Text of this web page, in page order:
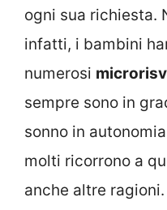
ogni sua richiesta.
infatti, i bambini
numerosi
sempre sono in
sonno in
molti ricorrono a
anche altre ragioni.